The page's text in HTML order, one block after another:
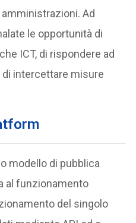
Ad
le opportunità di
ICT, di rispondere ad
di intercettare misure
modello di pubblica
al funzionamento
del singolo